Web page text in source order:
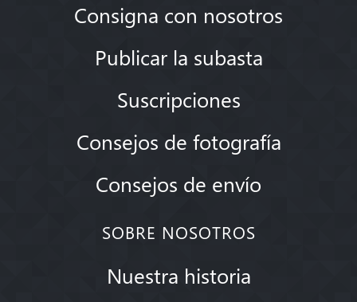
Consigna con nosotros
Publicar la subasta
Suscripciones
Consejos de fotografía
Consejos de envío
SOBRE NOSOTROS
Nuestra historia